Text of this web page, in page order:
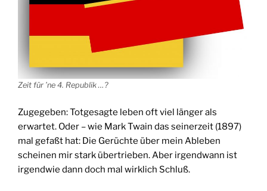
Zeit für ’ne 4. Republik …?
Zugegeben: Totgesagte leben oft viel länger als
erwartet. Oder – wie Mark Twain das seinerzeit (1897)
mal gefaßt hat: Die Gerüchte über mein Ableben
scheinen mir stark übertrieben. Aber irgendwann ist
irgendwie dann doch mal wirklich Schluß.